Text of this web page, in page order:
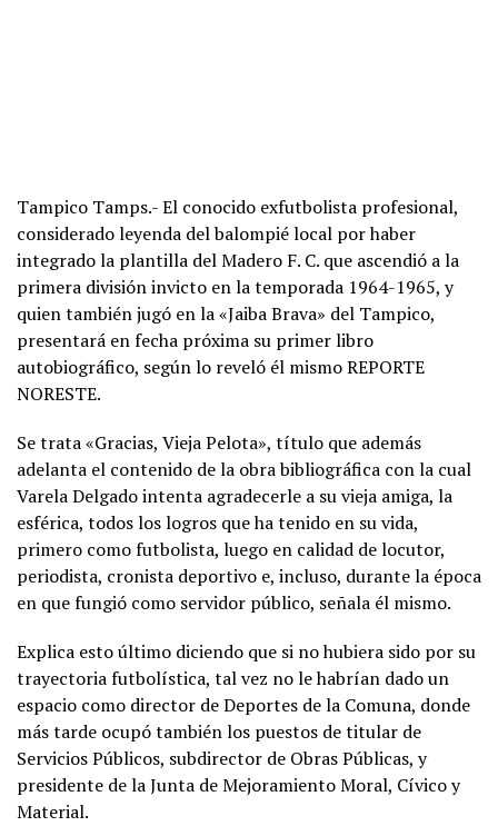
Tampico Tamps.- El conocido exfutbolista profesional,
considerado leyenda del balompié local por haber
integrado la plantilla del Madero F. C. que ascendió a la
primera división invicto en la temporada 1964-1965, y
quien también jugó en la «Jaiba Brava» del Tampico,
presentará en fecha próxima su primer libro
autobiográfico, según lo reveló él mismo REPORTE
NORESTE.
Se trata «Gracias, Vieja Pelota», título que además
adelanta el contenido de la obra bibliográfica con la cual
Varela Delgado intenta agradecerle a su vieja amiga, la
esférica, todos los logros que ha tenido en su vida,
primero como futbolista, luego en calidad de locutor,
periodista, cronista deportivo e, incluso, durante la época
en que fungió como servidor público, señala él mismo.
Explica esto último diciendo que si no hubiera sido por su
trayectoria futbolística, tal vez no le habrían dado un
espacio como director de Deportes de la Comuna, donde
más tarde ocupó también los puestos de titular de
Servicios Públicos, subdirector de Obras Públicas, y
presidente de la Junta de Mejoramiento Moral, Cívico y
Material.